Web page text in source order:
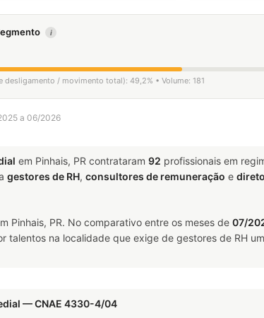
i
/ movimento total): 49,2% • Volume: 181
a 06/2026
em Pinhais, PR contrataram 92 profissionais em
gestores de RH, consultores de remuneração e
Pinhais, PR. No comparativo entre os meses de 07/
na localidade que exige de gestores de RH
— CNAE 4330-4/04